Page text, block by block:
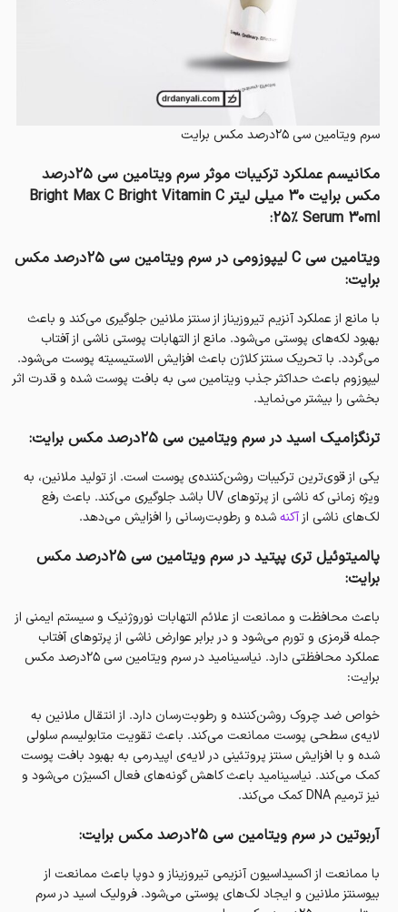
سرم ویتامین سی 25درصد مکس برایت
مکانیسم عملکرد ترکیبات موثر سرم ویتامین سی ۲۵درصد
مکس برایت 30 میلی لیتر Bright Max C Bright Vitamin C
25% Serum 30ml:
ویتامین سی C لیپوزومی‌ در سرم ویتامین سی ۲۵درصد مکس
برایت:
با مانع از عملکرد آنزیم تیروزیناز از سنتز ملانین جلوگیری می‌کند و باعث
بهبود لکه‌های پوستی می‌شود. مانع از التهابات پوستی ناشی از آفتاب
می‌گردد. با تحریک سنتز کلاژن باعث افزایش الاستيسيته پوست می‌شود.
لیپوز‌وم باعث حداكثر جذب ویتامین سی به بافت پوست شده و قدرت اثر
بخشی را بیشتر می‌نماید.
ترنگزامیک اسید در سرم ویتامین سی 25درصد مکس برایت:
یکی از قوی‌ترین ترکیبات روشن‌کننده‌ی پوست است. از تولید ملانین، به
ویژه زمانی که ناشی از پرتوهای UV باشد جلوگیری می‌کند. باعث رفع
لک‌های ناشی ازآکنهشده و رطوبت‌رسانی را افزایش می‌دهد.
پالمیتوئیل تری پپتید در سرم ویتامین سی ۲۵درصد مکس
برایت:
باعث محافظت و ممانعت از علائم التهابات نوروژنیک و سیستم ایمنی از
جمله قرمزی و تورم می‌شود و در برابر عوارض ناشی از پرتوهای آفتاب
عملکرد محافظتی دارد.‌ نیاسینامید در سرم ویتامین سی ۲۵درصد مکس
برایت:
خواص ضد چروک روشن‌کننده و رطوبت‌رسان دارد. از انتقال ملانین به
لایه‌ی سطحی پوست ممانعت می‌کند. باعث تقویت متابولیسم سلولی
شده و با افزایش سنتز پروتئینی در لایه‌ی اپیدرمی به بهبود بافت پوست
کمک می‌کند. نیاسینامید باعث کاهش گونه‌های فعال اکسیژن می‌شود و
نیز ترمیم DNA کمک می‌کند.
آربوتین در سرم ویتامین سی ۲۵درصد مکس برایت:
با ممانعت از اکسیداسیون آنزیمی تیروزیناز و دوپا باعث ممانعت از
بیوسنتز ملانین و ایجاد لک‌های پوستی می‌شود. فرولیک اسید در سرم